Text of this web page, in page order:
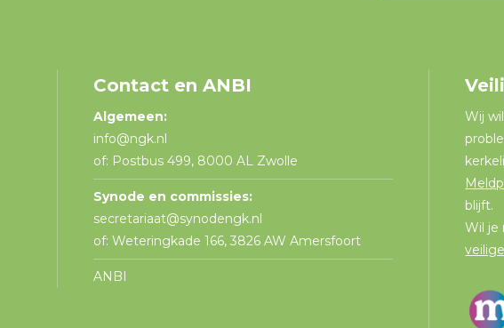
Contact en ANBI
Algemeen:
info@ngk.nl
of: Postbus 499, 8000 AL Zwolle
Synode en commissies:
secretariaat@synodengk.nl
of: Weteringkade 166, 3826 AW Amersfoort
ANBI
Wij
blijft.
Wil je